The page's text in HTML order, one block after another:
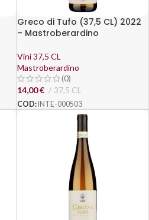
Greco di Tufo (37,5 CL) 2022
– Mastroberardino
Vini 37,5 CL
Mastroberardino
(0)
14,00€ 37,5 CL
COD: INTE-000503